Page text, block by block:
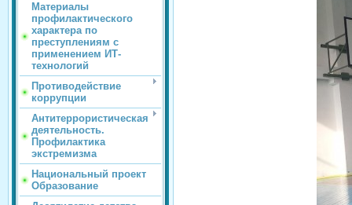
Материалы
профилактического
характера по
преступлениям с
применением ИТ-
технологий
Противодействие
коррупции
Антитеррористическая
деятельность.
Профилактика
экстремизма
Национальный проект
Образование